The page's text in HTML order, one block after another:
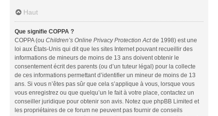
Haut
Que signifie COPPA ?
COPPA (ou Children’s Online Privacy Protection Actde 1998) est une
loi aux États-Unis qui dit que les sites Internet pouvant recueillir des
informations de mineurs de moins de 13 ans doivent obtenir le
consentement écrit des parents (ou d’un tuteur légal) pour la collecte
de ces informations permettant d’identifier un mineur de moins de 13
ans. Si vous n’êtes pas sûr que cela s’applique à vous, lorsque vous
vous enregistrez ou que quelqu’un le fait à votre place, contactez un
conseiller juridique pour obtenir son avis. Notez que phpBB Limited et
les propriétaires de ce forum ne peuvent pas fournir de conseils